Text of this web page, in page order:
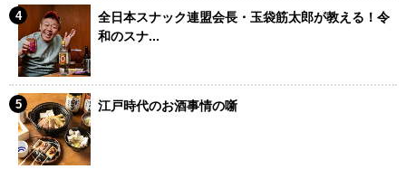
全日本スナック連盟会長・玉袋筋太郎が教える！令
和のスナ...
江戸時代のお酒事情の噺